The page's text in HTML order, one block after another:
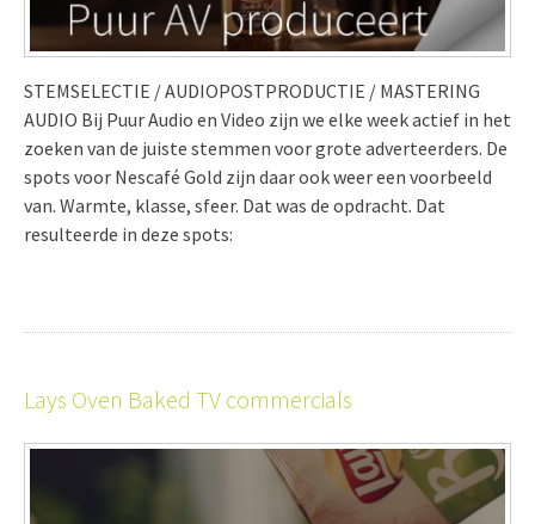
STEMSELECTIE / AUDIOPOSTPRODUCTIE / MASTERING
AUDIO Bij Puur Audio en Video zijn we elke week actief in het
zoeken van de juiste stemmen voor grote adverteerders. De
spots voor Nescafé Gold zijn daar ook weer een voorbeeld
van. Warmte, klasse, sfeer. Dat was de opdracht. Dat
resulteerde in deze spots:
Lays Oven Baked TV commercials